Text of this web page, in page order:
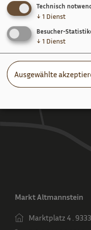
Markt Altmannstein
Marktplatz 4 .
Technisch
↓ 1 Dienst
Besucher-
↓ 1 Dienst
Ausgewählte